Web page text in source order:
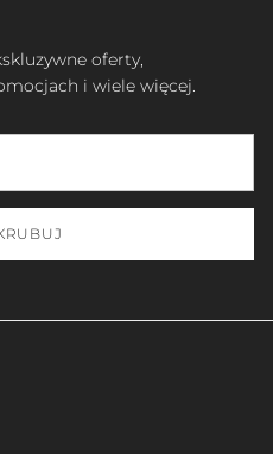
oferty,
i wiele więcej.